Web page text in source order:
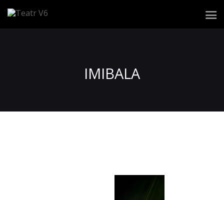
IMIBALA